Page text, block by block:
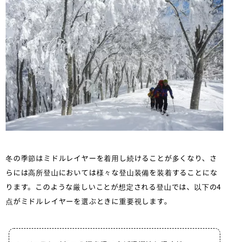
冬の季節はミドルレイヤーを着用し続けることが多くなり、さ
らには高所登山においては様々な登山装備を装着することにな
ります。このような厳しいことが想定される登山では、以下の4
点がミドルレイヤーを選ぶときに重要視します。